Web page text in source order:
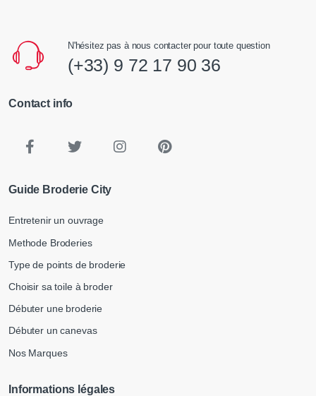
N'hésitez pas à nous contacter pour toute question
(+33) 9 72 17 90 36
Contact info
Guide Broderie City
Entretenir un ouvrage
Methode Broderies
Type de points de broderie
Choisir sa toile à broder
Débuter une broderie
Débuter un canevas
Nos Marques
Informations légales